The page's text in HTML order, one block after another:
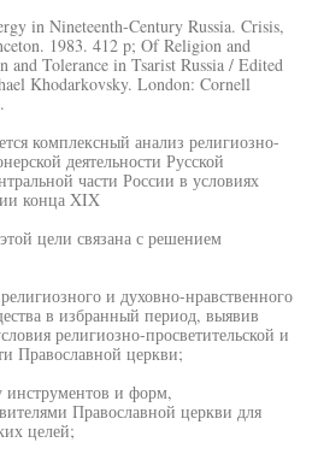
in Nineteenth-Century Russia. Crisis,
1983. 412 p; Of Religion and
and Tolerance in Tsarist Russia / Edited
Khodarkovsky. London: Cornell
комплексный анализ религиозно-
деятельности Русской
части России в условиях
конца XIX
цели связана с решением
и духовно-нравственного
в избранный период, выявив
религиозно-просветительской и
Православной церкви;
инструментов и форм,
Православной церкви для
целей;